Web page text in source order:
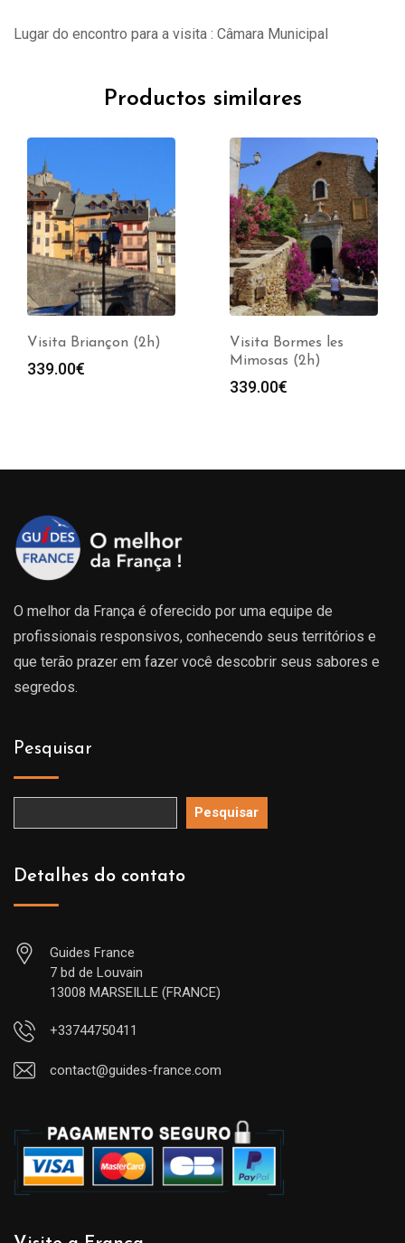
Lugar do encontro para a visita : Câmara Municipal
Productos similares
Visita Briançon (2h)
339.00€
Visita Bormes les
Mimosas (2h)
339.00€
O melhor da França é oferecido por uma equipe de
profissionais responsivos, conhecendo seus territórios e
que terão prazer em fazer você descobrir seus sabores e
segredos.
Pesquisar
Pesquisar
Detalhes do contato
Guides France
7 bd de Louvain
13008 MARSEILLE (FRANCE)
+33744750411
contact@guides-france.com